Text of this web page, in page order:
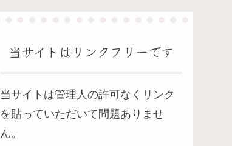
当サイトはリンクフリーです
当サイトは管理人の許可なくリンク
を貼っていただいて問題ありませ
ん。